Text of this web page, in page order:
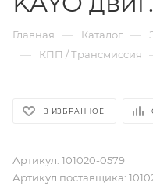
Главная — Каталог —
— КПП / Трансмиссия
В ИЗБРАННОЕ
Артикул: 101020-0579
Артикул поставщика: